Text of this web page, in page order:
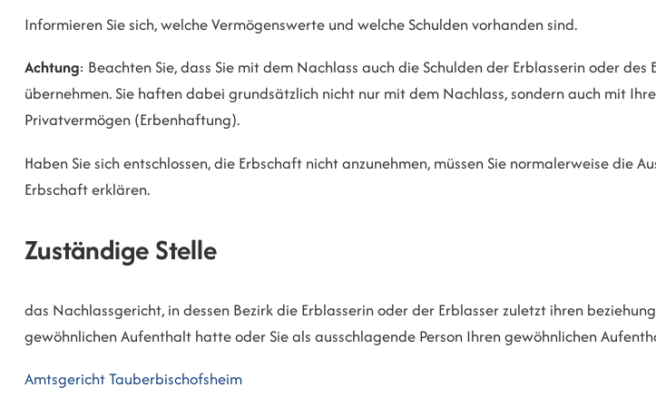
Informieren Sie sich, welche Vermögenswerte und welche Schulden vorhanden sind.
Achtung: Beachten Sie, dass Sie mit dem Nachlass auch die Schulden der Erblasserin oder des
übernehmen. Sie haften dabei grundsätzlich nicht nur mit dem Nachlass, sondern auch mit
Privatvermögen (Erbenhaftung).
Haben Sie sich entschlossen, die Erbschaft nicht anzunehmen, müssen Sie normalerweise die
Erbschaft erklären.
Zuständige Stelle
das Nachlassgericht, in dessen Bezirk die Erblasserin oder der Erblasser zuletzt ihren
gewöhnlichen Aufenthalt hatte oder Sie als ausschlagende Person Ihren gewöhnlichen
Amtsgericht Tauberbischofsheim